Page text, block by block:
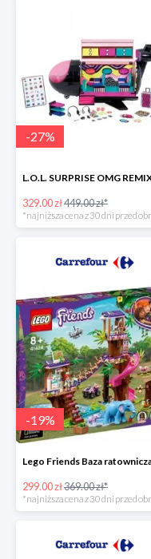
-27%
329.00 zł449.00 zł*
-19%
299.00 zł369.00 zł*